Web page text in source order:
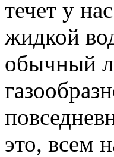
течет у
жидкой
обычный
это, всем